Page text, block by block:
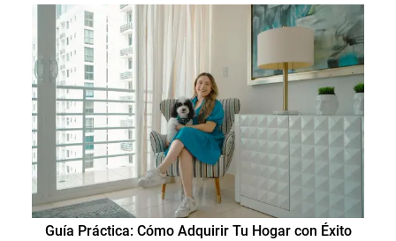
Guía Práctica: Cómo Adquirir Tu Hogar con Éxito